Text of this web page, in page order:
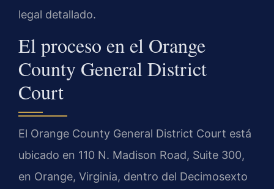
legal detallado.
El proceso en el Orange
County General District
Court
El Orange County General District Court está
ubicado en 110 N. Madison Road, Suite 300,
en Orange, Virginia, dentro del Decimosexto